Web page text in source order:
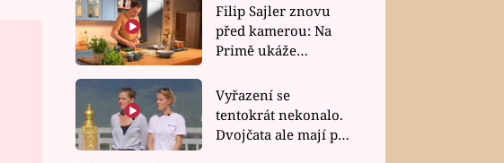
Filip Sajler znovu
před kamerou: Na
Primě ukáže
rychlé recepty
Vyřazení se
tentokrát nekonalo.
Dvojčata ale mají po